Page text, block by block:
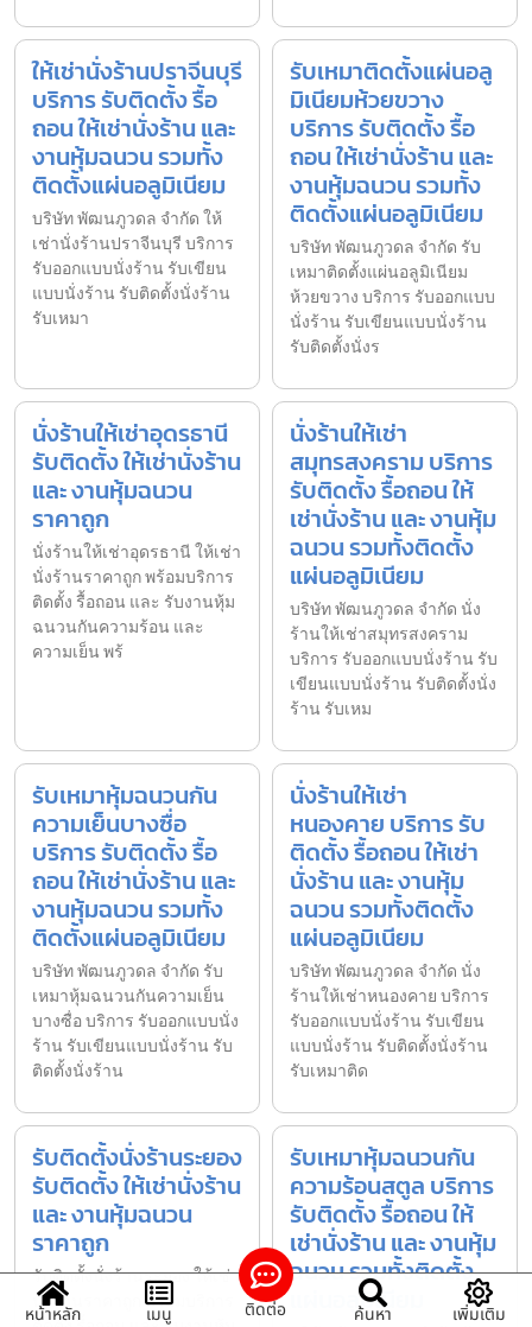
ให้เช่านั่งร้านปราจีนบุรี
บริการ รับติดตั้ง รื้อ
ถอน ให้เช่านั่งร้าน และ
งานหุ้มฉนวน รวมทั้ง
ติดตั้งแผ่นอลูมิเนียม
บริษัท พัฒนภูวดล จำกัด ให้
เช่านั่งร้านปราจีนบุรี บริการ
รับออกแบบนั่งร้าน รับเขียน
แบบนั่งร้าน รับติดตั้งนั่งร้าน
รับเหมา
รับเหมาติดตั้งแผ่นอลู
มิเนียมห้วยขวาง
บริการ รับติดตั้ง รื้อ
ถอน ให้เช่านั่งร้าน และ
งานหุ้มฉนวน รวมทั้ง
ติดตั้งแผ่นอลูมิเนียม
บริษัท พัฒนภูวดล จำกัด รับ
เหมาติดตั้งแผ่นอลูมิเนียม
ห้วยขวาง บริการ รับออกแบบ
นั่งร้าน รับเขียนแบบนั่งร้าน
รับติดตั้งนั่งร
นั่งร้านให้เช่าอุดรธานี
รับติดตั้ง ให้เช่านั่งร้าน
และ งานหุ้มฉนวน
ราคาถูก
นั่งร้านให้เช่าอุดรธานี ให้เช่า
นั่งร้านราคาถูก พร้อมบริการ
ติดตั้ง รื้อถอน และ รับงานหุ้ม
ฉนวนกันความร้อน และ
ความเย็น พร้
นั่งร้านให้เช่า
สมุทรสงคราม บริการ
รับติดตั้ง รื้อถอน ให้
เช่านั่งร้าน และ งานหุ้ม
ฉนวน รวมทั้งติดตั้ง
แผ่นอลูมิเนียม
บริษัท พัฒนภูวดล จำกัด นั่ง
ร้านให้เช่าสมุทรสงคราม
บริการ รับออกแบบนั่งร้าน รับ
เขียนแบบนั่งร้าน รับติดตั้งนั่ง
ร้าน รับเหม
รับเหมาหุ้มฉนวนกัน
ความเย็นบางซื่อ
บริการ รับติดตั้ง รื้อ
ถอน ให้เช่านั่งร้าน และ
งานหุ้มฉนวน รวมทั้ง
ติดตั้งแผ่นอลูมิเนียม
บริษัท พัฒนภูวดล จำกัด รับ
เหมาหุ้มฉนวนกันความเย็น
บางซื่อ บริการ รับออกแบบนั่ง
ร้าน รับเขียนแบบนั่งร้าน รับ
ติดตั้งนั่งร้าน
นั่งร้านให้เช่า
หนองคาย บริการ รับ
ติดตั้ง รื้อถอน ให้เช่า
นั่งร้าน และ งานหุ้ม
ฉนวน รวมทั้งติดตั้ง
แผ่นอลูมิเนียม
บริษัท พัฒนภูวดล จำกัด นั่ง
ร้านให้เช่าหนองคาย บริการ
รับออกแบบนั่งร้าน รับเขียน
แบบนั่งร้าน รับติดตั้งนั่งร้าน
รับเหมาติด
รับติดตั้งนั่งร้านระยอง
รับติดตั้ง ให้เช่านั่งร้าน
และ งานหุ้มฉนวน
ราคาถูก
รับติดตั้งนั่งร้านระยอง ให้เช่า
นั่งร้านราคาถูก พร้อมบริการ
รับเหมาหุ้มฉนวนกัน
ความร้อนสตูล บริการ
รับติดตั้ง รื้อถอน ให้
เช่านั่งร้าน และ งานหุ้ม
ฉนวน รวมทั้งติดตั้ง
แผ่นอลูมิเนียม
หน้าหลัก เมนู ติดต่อ ค้นหา เพิ่มเติม